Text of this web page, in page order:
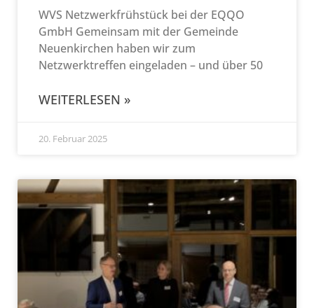
WVS Netzwerkfrühstück bei der EQQO
GmbH Gemeinsam mit der Gemeinde
Neuenkirchen haben wir zum
Netzwerktreffen eingeladen – und über 50
WEITERLESEN »
20. Februar 2025